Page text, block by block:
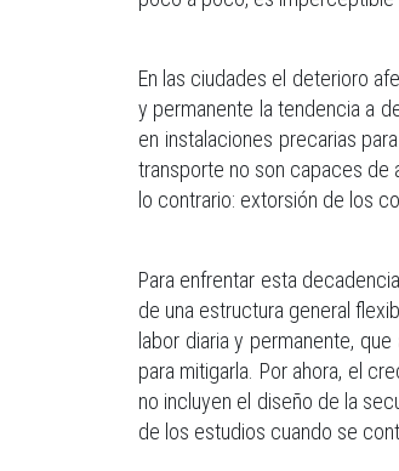
En las ciudades el deterioro
y permanente la tendencia a
en instalaciones precarias
transporte no son capaces de
lo contrario: extorsión de los
Para enfrentar esta
de una estructura general
labor diaria y permanente,
para mitigarla. Por ahora, el
no incluyen el diseño de la
de los estudios cuando se